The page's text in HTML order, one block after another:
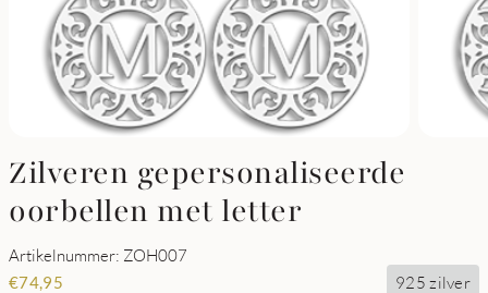
Zilveren gepersonaliseerde
oorbellen met letter
Artikelnummer: ZOH007
€74,95 925 zilver